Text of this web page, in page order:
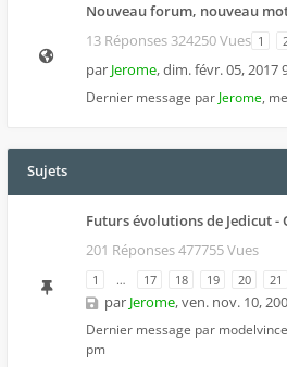
Nouveau forum, nouveau
13 Réponses 324250 Vues 1
par Jerome,dim. févr. 05, 2017
Dernier message par Jerome,
Sujets
Futurs évolutions de Jedicut -
201 Réponses 477755 Vues
1 … 17 18 19 20 21
par Jerome,ven. nov. 10,
Dernier message par
pm